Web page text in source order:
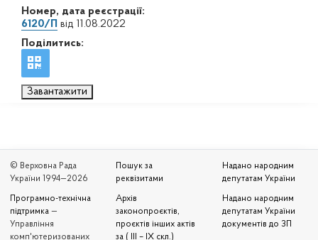
Номер, дата реєстрації:
6120/П від 11.08.2022
Поділитись:
Завантажити
© Верховна Рада
України 1994—2026
Програмно-технічна
підтримка —
Управління
комп'ютеризованих
Пошук за
реквізитами
Архів
законопроєктів,
проєктів інших актів
за ( III – IX скл.)
Надано народним
депутатам України
Надано народним
депутатам України
документів до ЗП